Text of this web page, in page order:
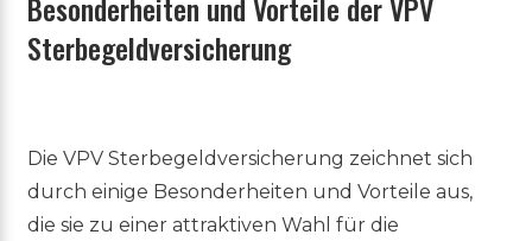
Besonderheiten und Vorteile der VPV
Sterbegeldversicherung
Die VPV Sterbegeldversicherung zeichnet sich
durch einige Besonderheiten und Vorteile aus,
die sie zu einer attraktiven Wahl für die